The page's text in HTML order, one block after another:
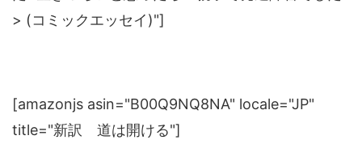
> (コミックエッセイ)"]
[amazonjs asin="B00Q9NQ8NA" locale="JP"
title="新訳 道は開ける"]